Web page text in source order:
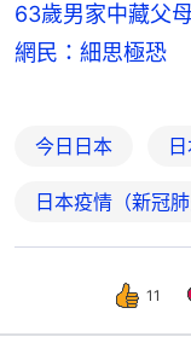
63歲男家中藏父
網民：細思極恐
今日日本
日本疫情（新冠肺
11